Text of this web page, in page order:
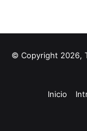
© Copyright 2026,
Inicio